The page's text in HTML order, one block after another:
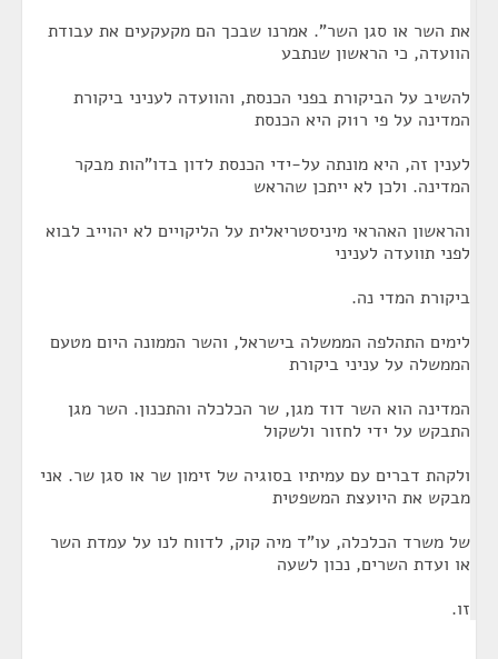
את השר או סגן השר". אמרנו שבכך הם מקעקעים את עבודת
הוועדה, כי הראשון שנתבע
להשיב על הביקורת בפני הכנסת, והוועדה לעניני ביקורת
המדינה על פי ר1וק היא הכנסת
לענין זה, היא מונתה על-ידי הכנסת לדון בדו"הות מבקר
המדינה. ולכן לא ייתכן שהראש
והראשון האהראי מיניסטריאלית על הליקויים לא יהוייב לבוא
לפני תוועדה לעניני
ביקורת המדי נה.
לימים התהלפה הממשלה בישראל, והשר הממונה היום מטעם
הממשלה על עניני ביקורת
המדינה הוא השר דוד מגן, שר הכלכלה והתכנון. השר מגן
התבקש על ידי לחזור ולשקול
ולקהת דברים עם עמיתיו בסוגיה של זימון שר או סגן שר. אני
מבקש את היועצת המשפטית
של משרד הכלכלה, עו"ד מיה קוק, לדווח לנו על עמדת השר
או ועדת השרים, נכון לשעה
זו.